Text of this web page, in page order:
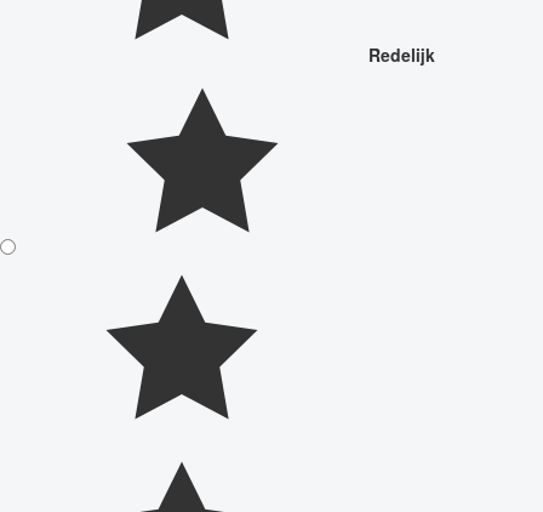
Redelijk